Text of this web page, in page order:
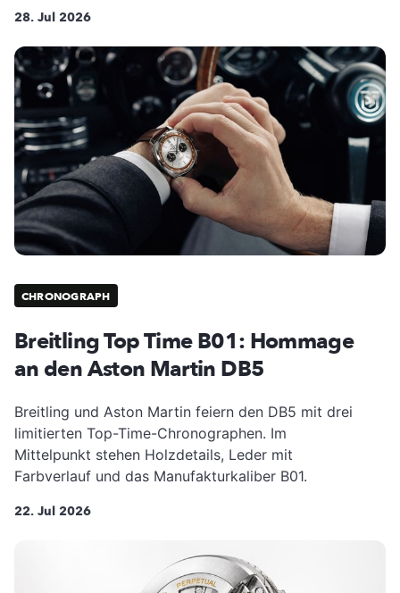
28. Jul 2026
CHRONOGRAPH
Breitling Top Time B01: Hommage
an den Aston Martin DB5
Breitling und Aston Martin feiern den DB5 mit drei
limitierten Top-Time-Chronographen. Im
Mittelpunkt stehen Holzdetails, Leder mit
Farbverlauf und das Manufakturkaliber B01.
22. Jul 2026